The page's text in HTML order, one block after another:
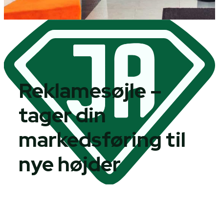
Reklamesøjle –
tager din
markedsføring til
nye højder